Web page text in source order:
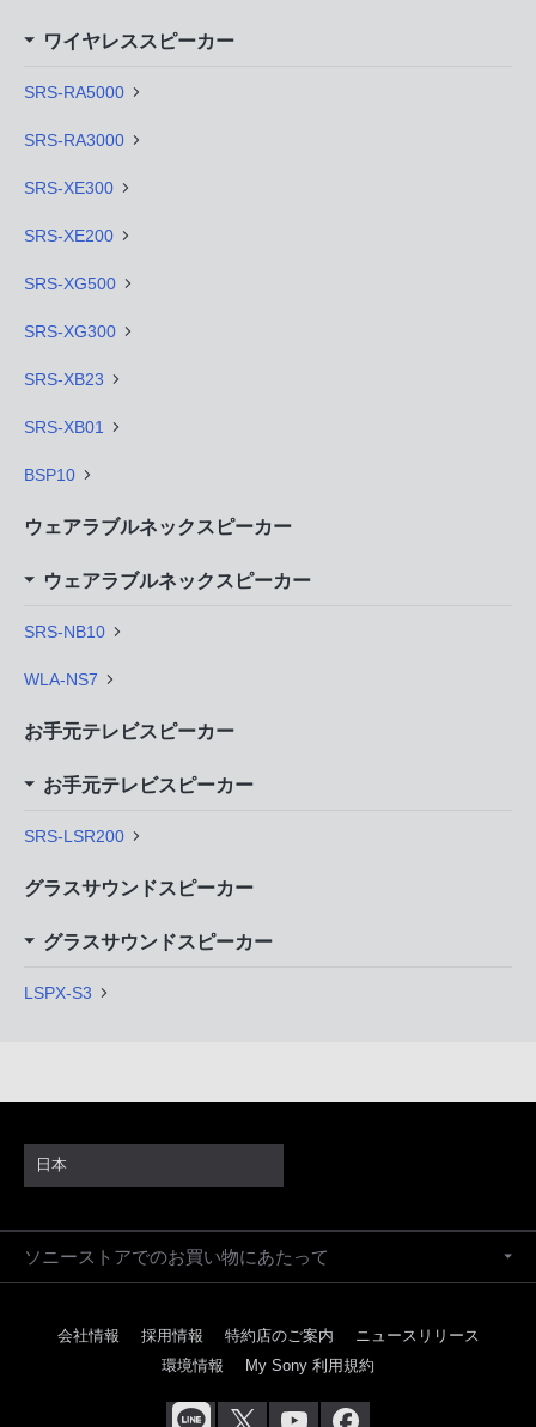
ワイヤレススピーカー
SRS-RA5000
SRS-RA3000
SRS-XE300
SRS-XE200
SRS-XG500
SRS-XG300
SRS-XB23
SRS-XB01
BSP10
ウェアラブルネックスピーカー
ウェアラブルネックスピーカー
SRS-NB10
WLA-NS7
お手元テレビスピーカー
お手元テレビスピーカー
SRS-LSR200
グラスサウンドスピーカー
グラスサウンドスピーカー
LSPX-S3
日本
ソニーストアでのお買い物にあたって
会社情報 採用情報 特約店のご案内
ニュースリリース
環境情報
My Sony 利用規約